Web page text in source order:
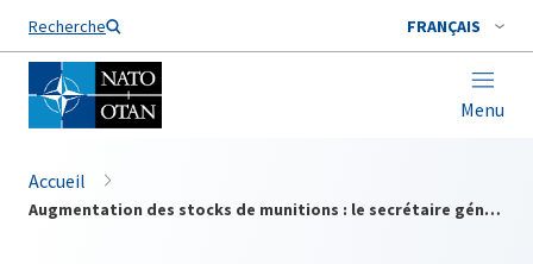
Recherche FRANÇAIS
Menu
Nom de famille*
Accueil
Augmentation des stocks de munitions : le secrétaire général de l’OTAN salue la signature de nouveaux contrats, d’une valeur de 2,4 milliards d’euros